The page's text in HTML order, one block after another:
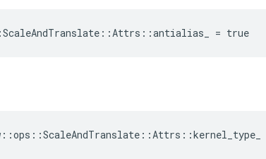
= true
::ops ::ScaleAndTranslate ::Attrs ::kernel_type_